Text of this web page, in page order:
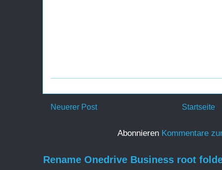
Neuerer Post Startseite
Abonnieren Kommentare
Rename Onedrive Business root